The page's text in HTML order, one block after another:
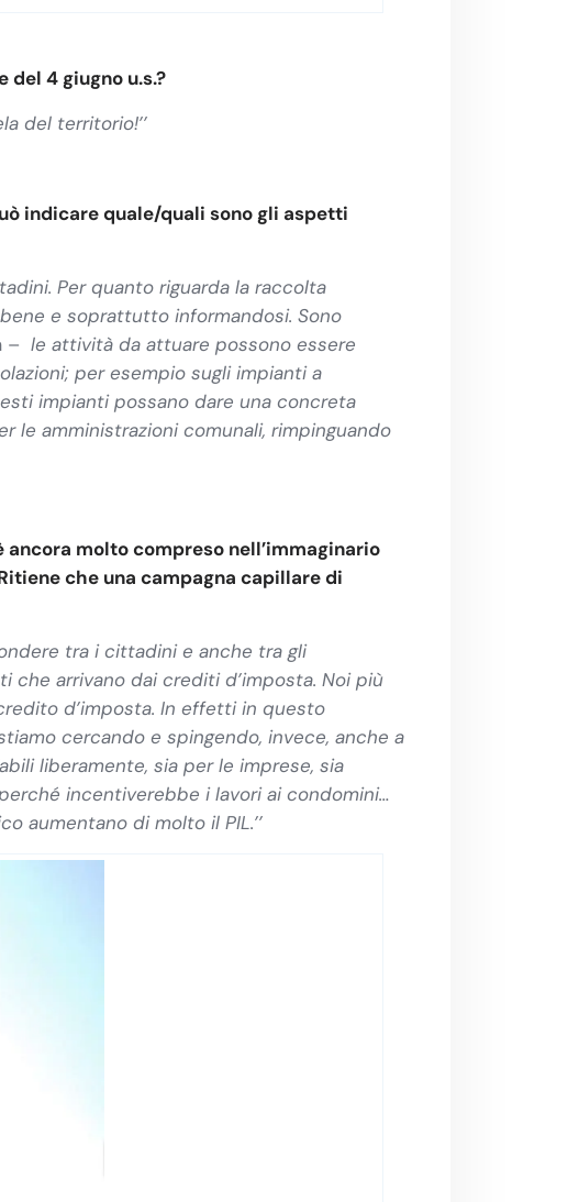
4 giugno u.s.?
del territorio!’’
indicare quale/quali sono gli aspetti
Per quanto riguarda la raccolta
e soprattutto informandosi. Sono
– le attività da attuare possono essere
per esempio sugli impianti a
impianti possano dare una concreta
le amministrazioni comunali, rimpinguando
molto compreso nell’immaginario
che una campagna capillare di
tra i cittadini e anche tra gli
arrivano dai crediti d’imposta. Noi più
d’imposta. In effetti in questo
cercando e spingendo, invece, anche a
liberamente, sia per le imprese, sia
incentiverebbe i lavori ai condomini…
aumentano di molto il PIL.’’